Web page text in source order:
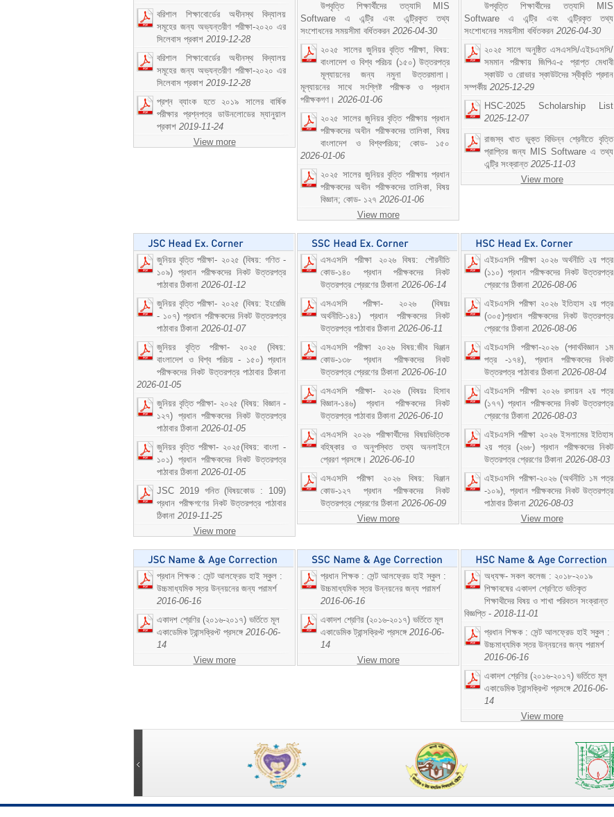
বরিশাল শিক্ষাবোর্ডের অধীনস্থ বিদ্যালয়
সমূহের জন্য অভ্যন্তরীণ পরীক্ষা-২০২০ এর
সিলেবাস প্রকাশ 2019-12-28
বরিশাল শিক্ষাবোর্ডের অধীনস্থ বিদ্যালয়
সমূহের জন্য অভ্যন্তরীণ পরীক্ষা-২০২০ এর
সিলেবাস প্রকাশ 2019-12-28
প্রশ্ন ব্যাংক হতে ২০১৯ সালের বার্ষিক
পরীক্ষার প্রশ্নপত্র ডাউনলোডের ম্যানুয়াল
প্রকাশ 2019-11-24
View more
উপবৃত্তি শিক্ষার্থীদের তত্যাদি MIS
Software এ এন্ট্রি এবং এন্ট্রিকৃত তথ্য
সংশোধনের সময়সীমা বর্ধিতকরন 2026-04-30
২০২৫ সালের জুনিয়র বৃত্তি পরীক্ষা, বিষয়:
বাংলাদেশ ও বিশ্ব পরিচয় (১৫০) উত্তরপত্র
মূল্যায়নের জন্য নমুনা উত্তরমালা।
মূল্যায়নের সাথে সংশ্লিষ্ট পরীক্ষক ও প্রধান
পরীক্ষকগণ। 2026-01-06
২০২৫ সালের জুনিয়র বৃত্তি পরীক্ষায় প্রধান
পরীক্ষকদের অধীন পরীক্ষকদের তালিকা, বিষয়
বাংলাদেশ ও বিশ্বপরিচয়; কোড- ১৫০
2026-01-06
২০২৫ সালের জুনিয়র বৃত্তি পরীক্ষায় প্রধান
পরীক্ষকদের অধীন পরীক্ষকদের তালিকা, বিষয়
বিজ্ঞান; কোড- ১২৭ 2026-01-06
View more
উপবৃত্তি শিক্ষার্থীদের তত্যাদি MIS
Software এ এন্ট্রি এবং এন্ট্রিকৃত তথ্য
সংশোধনের সময়সীমা বর্ধিতকরন 2026-04-30
২০২৫ সালে অনুষ্ঠিত এসএসসি/এইচএসসি/
সমমান পরীক্ষায় জিপিএ-৫ প্রাপ্ত মেধাবী
স্কাউট ও রোভার স্কাউটদের স্বীকৃতি প্রদান
সম্পর্কীয় 2025-12-29
HSC-2025 Scholarship List
2025-12-07
রাজস্ব খাত ভুক্ত বিভিন্ন শ্রেনীতে বৃত্তি
প্রাপ্তির জন্য MIS Software এ তথ্য
এন্ট্রি সংক্রান্ত 2025-11-03
View more
জুনিয়র বৃত্তি পরীক্ষা- ২০২৫ (বিষয়: গণিত -
১০৯) প্রধান পরীক্ষকদের নিকট উত্তরপত্র
পাঠাবার ঠিকানা 2026-01-12
জুনিয়র বৃত্তি পরীক্ষা- ২০২৫ (বিষয়: ইংরেজি
- ১০৭) প্রধান পরীক্ষকদের নিকট উত্তরপত্র
পাঠাবার ঠিকানা 2026-01-07
জুনিয়র বৃত্তি পরীক্ষা- ২০২৫ (বিষয়:
বাংলাদেশ ও বিশ্ব পরিচয় - ১৫০) প্রধান
পরীক্ষকদের নিকট উত্তরপত্র পাঠাবার ঠিকানা
2026-01-05
জুনিয়র বৃত্তি পরীক্ষা- ২০২৫ (বিষয়: বিজ্ঞান -
১২৭) প্রধান পরীক্ষকদের নিকট উত্তরপত্র
পাঠাবার ঠিকানা 2026-01-05
জুনিয়র বৃত্তি পরীক্ষা- ২০২৫(বিষয়: বাংলা -
১০১) প্রধান পরীক্ষকদের নিকট উত্তরপত্র
পাঠাবার ঠিকানা 2026-01-05
JSC 2019 গনিত (বিষয়কোড : 109)
প্রধান পরীক্ষগণের নিকট উত্তরপত্র পাঠাবার
ঠিকানা 2019-11-25
View more
এসএসসি পরীক্ষা ২০২৬ বিষয়: পৌরনীতি
কোড-১৪০ প্রধান পরীক্ষকদের নিকট
উত্তরপত্র প্রেরণের ঠিকানা 2026-06-14
এসএসসি পরীক্ষা- ২০২৬ (বিষয়ঃ
অর্থনীতি-১৪১) প্রধান পরীক্ষকদের নিকট
উত্তরপত্র পাঠাবার ঠিকানা 2026-06-11
এসএসসি পরীক্ষা ২০২৬ বিষয়:জীব বিঞ্জান
কোড-১৩৮ প্রধান পরীক্ষকদের নিকট
উত্তরপত্র প্রেরণের ঠিকানা 2026-06-10
এসএসসি পরীক্ষা- ২০২৬ (বিষয়ঃ হিসাব
বিজ্ঞান-১৪৬) প্রধান পরীক্ষকদের নিকট
উত্তরপত্র পাঠাবার ঠিকানা 2026-06-10
এসএসসি ২০২৬ পরীক্ষার্থীদের বিষয়ভিত্তিক
বহিষ্কার ও অনুপস্থিত তথ্য অনলাইনে
প্রেরণ প্রসঙ্গে। 2026-06-10
এসএসসি পরীক্ষা ২০২৬ বিষয়: বিঞ্জান
কোড-১২৭ প্রধান পরীক্ষকদের নিকট
উত্তরপত্র প্রেরণের ঠিকানা 2026-06-09
View more
এইচএসসি পরীক্ষা ২০২৬ অর্থনীতি ২য় পত্র
(১১০) প্রধান পরীক্ষকদের নিকট উত্তরপত্র
প্রেরণের ঠিকানা 2026-08-06
এইচএসসি পরীক্ষা ২০২৬ ইতিহাস ২য় পত্র
(৩০৫)প্রধান পরীক্ষকদের নিকট উত্তরপত্র
প্রেরণের ঠিকানা 2026-08-06
এইচএসসি পরীক্ষা-২০২৬ (পদার্থবিজ্ঞান ১ম
পত্র -১৭৪), প্রধান পরীক্ষকদের নিকট
উত্তরপত্র পাঠাবার ঠিকানা 2026-08-04
এইচএসসি পরীক্ষা ২০২৬ রসায়ন ২য় পত্র
(১৭৭) প্রধান পরীক্ষকদের নিকট উত্তরপত্র
প্রেরণের ঠিকানা 2026-08-03
এইচএসসি পরীক্ষা ২০২৬ ইসলামের ইতিহাস
২য় পত্র (২৬৮) প্রধান পরীক্ষকদের নিকট
উত্তরপত্র প্রেরণের ঠিকানা 2026-08-03
এইচএসসি পরীক্ষা-২০২৬ (অর্থনীতি ১ম পত্র
-১০৯), প্রধান পরীক্ষকদের নিকট উত্তরপত্র
পাঠাবার ঠিকানা 2026-08-03
View more
প্রধান শিক্ষক : সেন্ট আলফ্রেড হাই স্কুল :
উচ্চমাধ্যমিক স্তর উন্নয়নের জন্য পরামর্শ
2016-06-16
একাদশ শ্রেণির (২০১৬-২০১৭) ভর্তিতে মূল
একাডেমিক ট্রান্সক্রিপ্ট প্রসঙ্গে 2016-06-
14
View more
প্রধান শিক্ষক : সেন্ট আলফ্রেড হাই স্কুল :
উচ্চমাধ্যমিক স্তর উন্নয়নের জন্য পরামর্শ
2016-06-16
একাদশ শ্রেণির (২০১৬-২০১৭) ভর্তিতে মূল
একাডেমিক ট্রান্সক্রিপ্ট প্রসঙ্গে 2016-06-
14
View more
অধ্যক্ষ- সকল কলেজ : ২০১৮-২০১৯
শিক্ষাবষের একাদশ শ্রেণিতে ভতিকৃত
শিক্ষাথীদের বিষয় ও শাখা পরিবতন সংক্রান্ত
বিজ্ঞপ্তি - 2018-11-01
প্রধান শিক্ষক : সেন্ট আলফ্রেড হাই স্কুল :
উচ্চমাধ্যমিক স্তর উন্নয়নের জন্য পরামর্শ
2016-06-16
একাদশ শ্রেণির (২০১৬-২০১৭) ভর্তিতে মূল
একাডেমিক ট্রান্সক্রিপ্ট প্রসঙ্গে 2016-06-
14
View more